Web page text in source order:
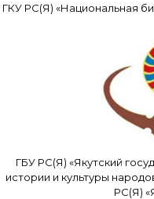
ГКУ РС(Я) «Национальная
ГБУ РС(Я) «Якутский
истории и культуры
РС(Я)